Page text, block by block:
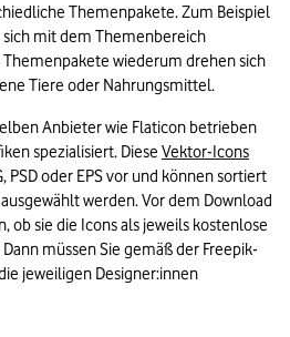
Themenpakete. Zum Beispiel
mit dem Themenbereich
wiederum drehen sich
Tiere oder Nahrungsmittel.
Anbieter wie Flaticon betrieben
spezialisiert. Diese Vektor-Icons
PSD oder EPS vor und können sortiert
werden. Vor dem Download
ob sie die Icons als jeweils kostenlose
müssen Sie gemäß der Freepik-
jeweiligen Designer:innen